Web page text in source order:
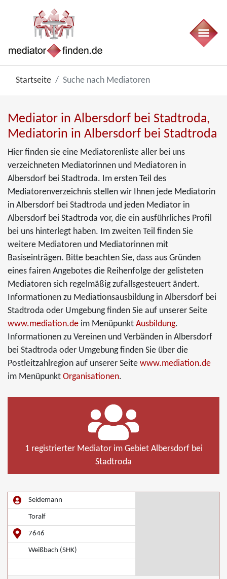
Startseite Suche nach Mediatoren
Mediator in Albersdorf bei Stadtroda,
Mediatorin in Albersdorf bei Stadtroda
Hier finden sie eine Mediatorenliste aller bei uns
verzeichneten Mediatorinnen und Mediatoren in
Albersdorf bei Stadtroda. Im ersten Teil des
Mediatorenverzeichnis stellen wir Ihnen jede Mediatorin
in Albersdorf bei Stadtroda und jeden Mediator in
Albersdorf bei Stadtroda vor, die ein ausführliches Profil
bei uns hinterlegt haben. Im zweiten Teil finden Sie
weitere Mediatoren und Mediatorinnen mit
Basiseinträgen. Bitte beachten Sie, dass aus Gründen
eines fairen Angebotes die Reihenfolge der gelisteten
Mediatoren sich regelmäßig zufallsgesteuert ändert.
Informationen zu Mediationsausbildung in Albersdorf bei
Stadtroda oder Umgebung finden Sie auf unserer Seite
www.mediation.de im Menüpunkt Ausbildung.
Informationen zu Vereinen und Verbänden in Albersdorf
bei Stadtroda oder Umgebung finden Sie über die
Postleitzahlregion auf unserer Seite www.mediation.de
im Menüpunkt Organisationen.
1 registrierter Mediator im Gebiet Albersdorf bei
Stadtroda
Seidemann
Toralf
7646
Weißbach (SHK)